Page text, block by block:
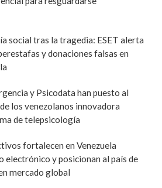
social tras la tragedia: ESET alerta
y donaciones falsas en
y Psicodata han puesto al
los venezolanos innovadora
de telepsicología
fortalecen en Venezuela
electrónico y posicionan al país de
mercado global